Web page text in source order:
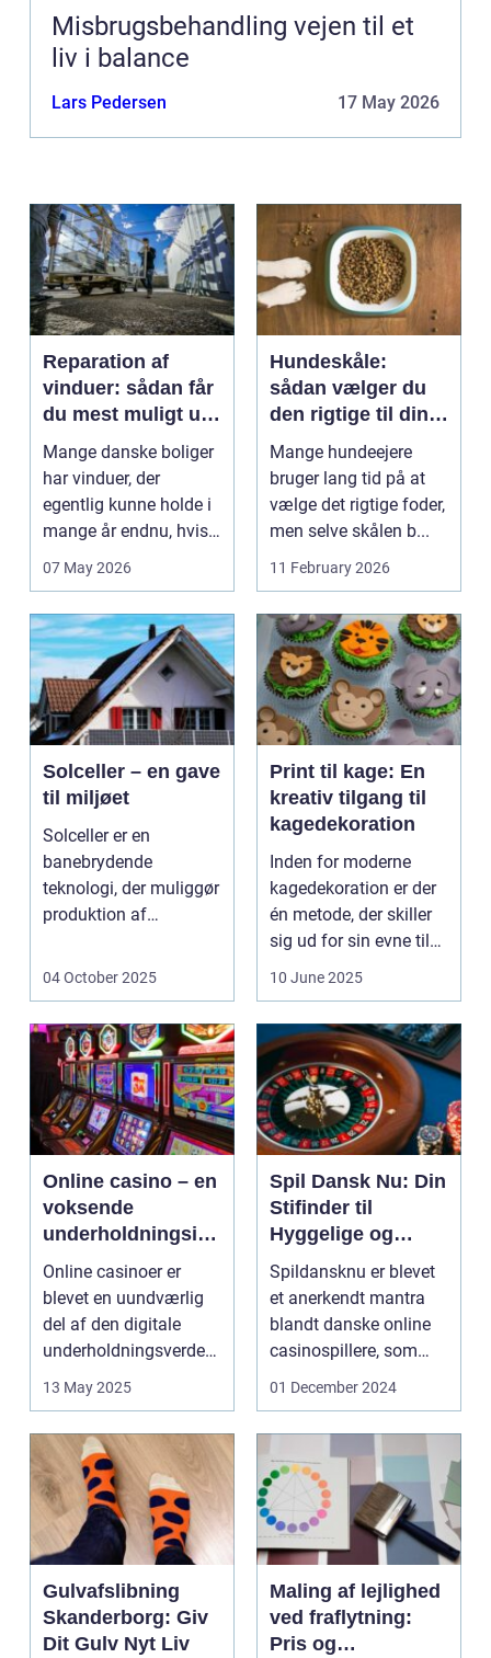
Misbrugsbehandling vejen til et
liv i balance
Lars Pedersen 17 May 2026
Reparation af
vinduer: sådan får
du mest muligt ud
af dine gamle
rammer
Mange danske boliger
har vinduer, der
egentlig kunne holde i
mange år endnu, hvis
de fik den r...
07 May 2026
Hundeskåle:
sådan vælger du
den rigtige til din
hund
Mange hundeejere
bruger lang tid på at
vælge det rigtige foder,
men selve skålen b...
11 February 2026
Solceller – en gave
til miljøet
Solceller er en
banebrydende
teknologi, der muliggør
produktion af
udnytt...
04 October 2025
Print til kage: En
kreativ tilgang til
kagedekoration
Inden for moderne
kagedekoration er der
én metode, der skiller
sig ud for sin evne til
at bri...
10 June 2025
Online casino – en
voksende
underholdningsind
ustri
Online casinoer er
blevet en uundværlig
del af den digitale
underholdningsverden.
Med den stad...
13 May 2025
Spil Dansk Nu: Din
Stifinder til
Hyggelige og
Underholdende
Online Casinoer
Spildansknu er blevet
et anerkendt mantra
blandt danske online
casinospillere, som
søger unde...
01 December 2024
Gulvafslibning
Skanderborg: Giv
Dit Gulv Nyt Liv
Maling af lejlighed
ved fraflytning:
Pris og